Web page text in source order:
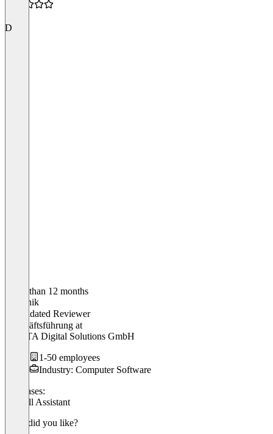
D
Older than 12 months
Dominik
Validated Reviewer
Geschäftsführung at
ROXTA Digital Solutions GmbH
1-50 employees
Industry: Computer Software
Use cases:
AI Call Assistant
What did you like?